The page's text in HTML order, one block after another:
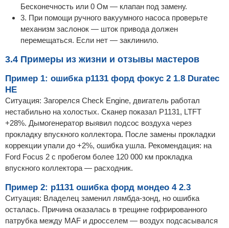
Бесконечность или 0 Ом — клапан под замену.
3. При помощи ручного вакуумного насоса проверьте
механизм заслонок — шток привода должен
перемещаться. Если нет — заклинило.
3.4 Примеры из жизни и отзывы мастеров
Пример 1: ошибка p1131 форд фокус 2 1.8 Duratec
HE
Ситуация: Загорелся Check Engine, двигатель работал
нестабильно на холостых. Сканер показал P1131, LTFT
+28%. Дымогенератор выявил подсос воздуха через
прокладку впускного коллектора. После замены прокладки
коррекции упали до +2%, ошибка ушла. Рекомендация: на
Ford Focus 2 с пробегом более 120 000 км прокладка
впускного коллектора — расходник.
Пример 2: p1131 ошибка форд мондео 4 2.3
Ситуация: Владелец заменил лямбда-зонд, но ошибка
осталась. Причина оказалась в трещине гофрированного
патрубка между MAF и дросселем — воздух подсасывался